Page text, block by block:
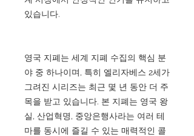
있습니다.
영국 지폐는 세계 지폐 수집의 핵심 분
야 중 하나이며, 특히 엘리자베스 2세가
그려진 시리즈는 최근 몇 년 동안 더 주
목을 받고 있습니다. 본 지폐는 영국 왕
실, 산업혁명, 중앙은행사라는 여러 테
마를 동시에 즐길 수 있는 매력적인 콜